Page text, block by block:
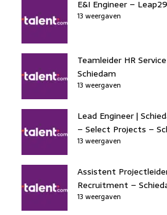
E&I Engineer –
13 weergaven
Teamleider HR
Schiedam
13 weergaven
Lead Engineer |
– Select Projects –
13 weergaven
Assistent
Recruitment –
13 weergaven